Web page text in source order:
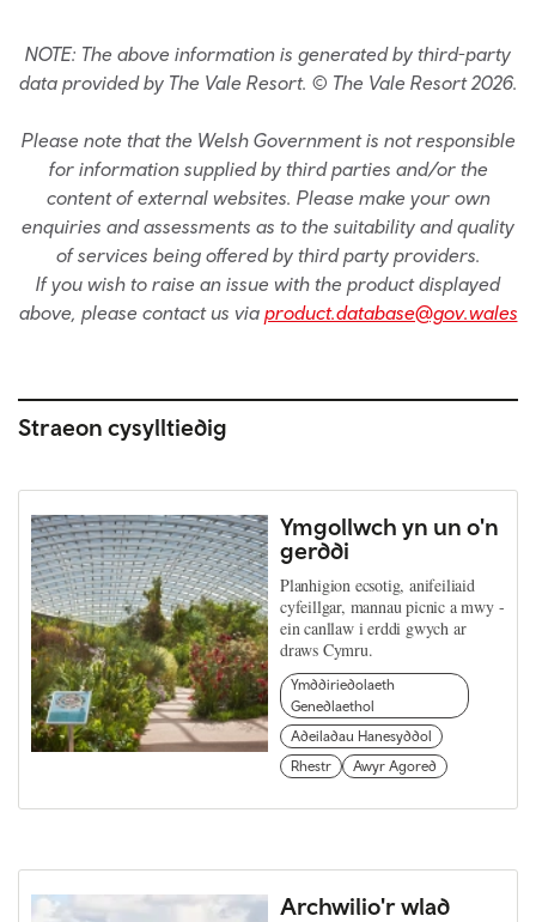
NOTE: The above information is generated by third-party
data provided by The Vale Resort. © The Vale Resort 2026.
Please note that the Welsh Government is not responsible
for information supplied by third parties and/or the
content of external websites. Please make your own
enquiries and assessments as to the suitability and quality
of services being offered by third party providers.
If you wish to raise an issue with the product displayed
above, please contact us via product.database@gov.wales
Straeon cysylltiedig
Ymgollwch yn un o'n
gerddi
Planhigion ecsotig, anifeiliaid
cyfeillgar, mannau picnic a mwy -
ein canllaw i erddi gwych ar
draws Cymru.
Ymddiriedolaeth
Genedlaethol
Adeiladau Hanesyddol
Rhestr
Awyr Agored
Archwilio'r wlad